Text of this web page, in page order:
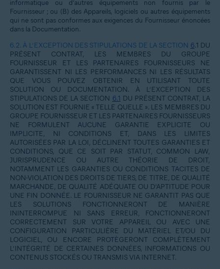
informatique ou d’autres équipements non fournis par le
Fournisseur ; ou (B) des Appareils, logiciels ou autres équipements
qui ne sont pas conformes aux exigences du Fournisseur énoncées
dans la Documentation.
6.2. À L’EXCEPTION DES STIPULATIONS DE LA SECTION 6.1 DU
PRÉSENT CONTRAT, LES MEMBRES DU GROUPE
FOURNISSEUR ET LES PARTENAIRES FOURNISSEURS NE
GARANTISSENT NI LES PERFORMANCES NI LES RÉSULTATS
QUE VOUS POUVEZ OBTENIR EN UTILISANT TOUTE
SOLUTION OU DOCUMENTATION. À L’EXCEPTION DES
STIPULATIONS DE LA SECTION 6.1 DU PRÉSENT CONTRAT, LA
SOLUTION EST FOURNIE « TELLE QUELLE ». LES MEMBRES DU
GROUPE FOURNISSEUR ET LES PARTENAIRES FOURNISSEURS
NE FORMULENT AUCUNE GARANTIE EXPLICITE OU
IMPLICITE, NI CONDITIONS ET, DANS LES LIMITES
AUTORISÉES PAR LA LOI, DÉCLINENT TOUTES GARANTIES ET
CONDITIONS, QUE CE SOIT PAR STATUT, COMMON LAW,
JURISPRUDENCE OU AUTRE THÉORIE DE DROIT,
NOTAMMENT LES GARANTIES OU CONDITIONS TACITES DE
NON-VIOLATION DES DROITS DE TIERS, DE TITRE, DE QUALITÉ
MARCHANDE, DE QUALITÉ ADÉQUATE OU D’APTITUDE POUR
UNE FIN DONNÉE. LE FOURNISSEUR NE GARANTIT PAS QUE
LES SOLUTIONS FONCTIONNERONT DE MANIÈRE
ININTERROMPUE NI SANS ERREUR, FONCTIONNERONT
CORRECTEMENT SUR VOTRE APPAREIL OU AVEC UNE
CONFIGURATION PARTICULIÈRE DU MATÉRIEL ET/OU DU
LOGICIEL, OU ENCORE PROTÈGERONT COMPLÈTEMENT
L’INTÉGRITÉ DE CERTAINES DONNÉES, INFORMATIONS OU
CONTENUS STOCKÉS OU TRANSMIS VIA INTERNET.